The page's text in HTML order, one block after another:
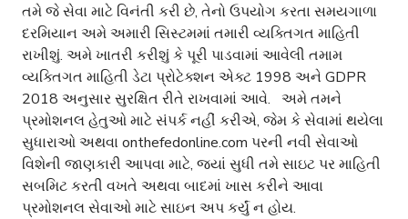
તમે જે સેવા માટે વિનંતી કરી છે, તેનો ઉપયોગ કરતા સમયગાળા
દરમિયાન અમે અમારી સિસ્ટમમાં તમારી વ્યક્તિગત માહિતી
રાખીશું. અમે ખાતરી કરીશું કે પૂરી પાડવામાં આવેલી તમામ
વ્યક્તિગત માહિતી ડેટા પ્રોટેક્શન એક્ટ 1998 અને GDPR
2018 અનુસાર સુરક્ષિત રીતે રાખવામાં આવે. અમે તમને
પ્રમોશનલ હેતુઓ માટે સંપર્ક નહીં કરીએ, જેમ કે સેવામાં થયેલા
સુધારાઓ અથવા onthefedonline.com પરની નવી સેવાઓ
વિશેની જાણકારી આપવા માટે, જ્યાં સુધી તમે સાઇટ પર માહિતી
સબમિટ કરતી વખતે અથવા બાદમાં ખાસ કરીને આવા
પ્રમોશનલ સેવાઓ માટે સાઇન અપ કર્યું ન હોય.